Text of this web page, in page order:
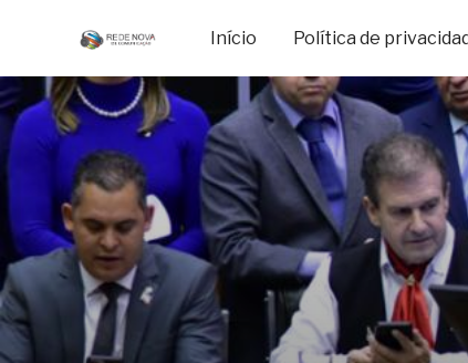
Início Política de